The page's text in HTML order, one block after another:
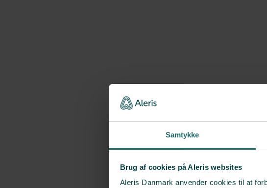
Samtykke
Brug af cookies på Aleris websites
Aleris Danmark anvender cookies til at